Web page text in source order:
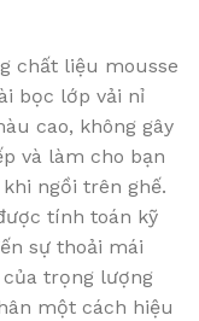
chất liệu mousse
bọc lớp vải nỉ
cao, không gây
và làm cho bạn
ngồi trên ghế.
tính toán kỹ
sự thoải mái
trọng lượng
một cách hiệu